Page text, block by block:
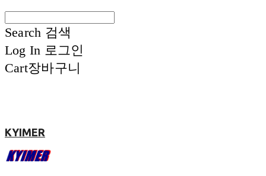
Search 검색
Log In 로그인
Cart장바구니
KYIMER